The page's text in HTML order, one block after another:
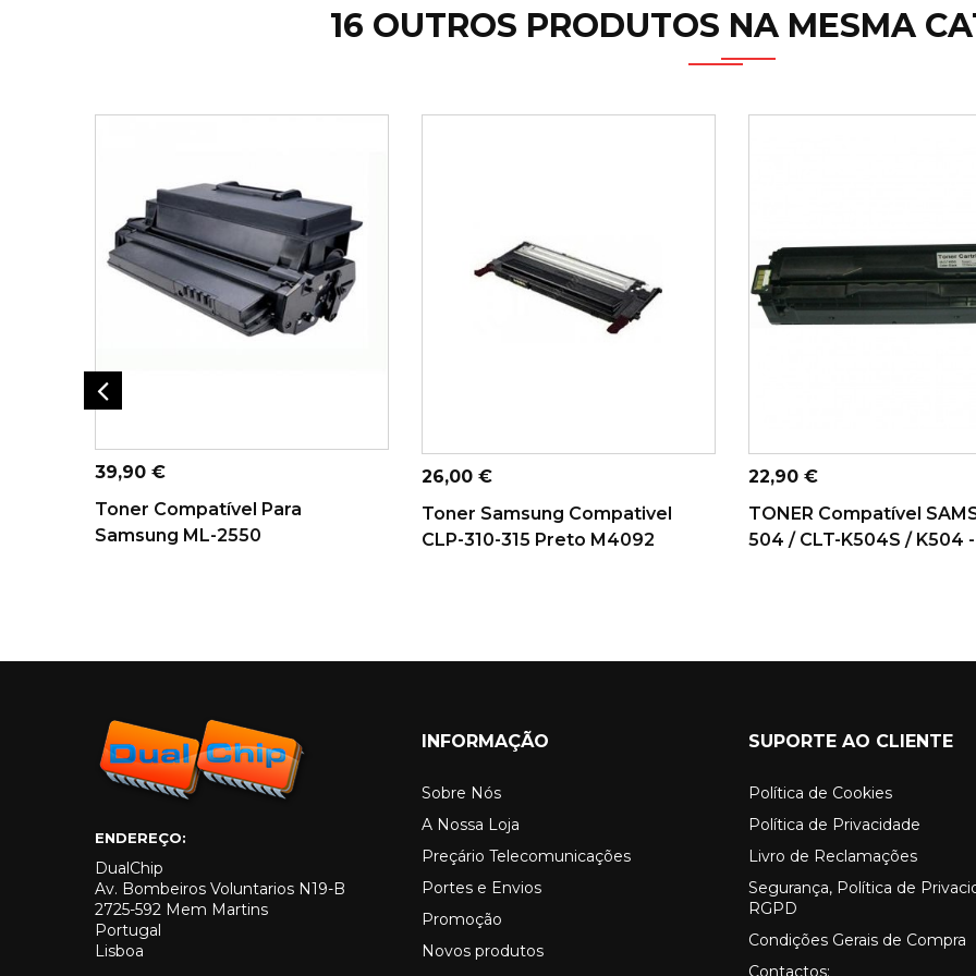
16 OUTROS PRODUTOS NA MESMA
CARRINHO
Preço
39,90 €
Toner Compatível Para
Samsung ML-2550
CARRINHO
Preço
26,00 €
Toner Samsung Compativel
CLP-310-315 Preto M4092
CARRINHO
Preço
22,90 €
TONER Compatível
504 / CLT-K504S / K504
ENDEREÇO:
DualChip
Av. Bombeiros Voluntarios N19-B
2725-592 Mem Martins
Portugal
Lisboa
INFORMAÇÃO
Sobre Nós
A Nossa Loja
Preçário Telecomunicações
Portes e Envios
Promoção
Novos produtos
SUPORTE AO CLIENTE
Política de Cookies
Política de Privacidade
Livro de Reclamações
Segurança, Política de
RGPD
Condições Gerais de Compra
Contactos: